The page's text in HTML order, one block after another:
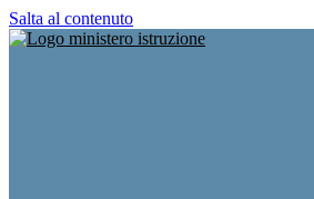
Salta al contenuto